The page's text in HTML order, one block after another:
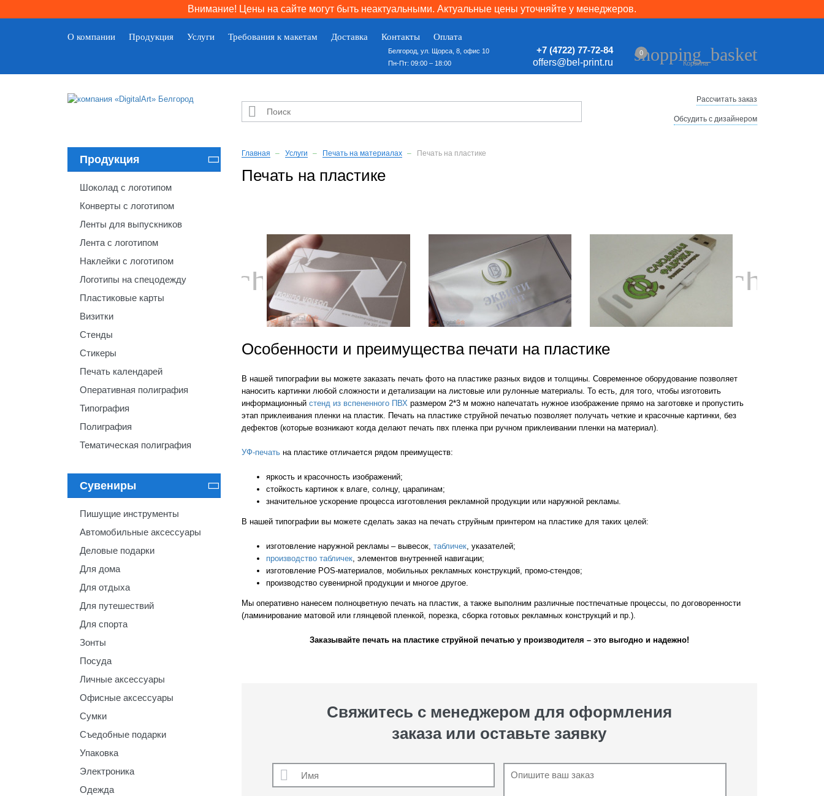
Внимание! Цены на сайте могут быть неактуальными. Актуальные цены уточняйте у менеджеров.
О компании Продукция Услуги Требования к макетам Доставка Контакты Оплата
Белгород, ул. Щорса, 8, офис 10
Пн-Пт: 09:00 – 18:00
+7 (4722) 77-72-84
offers@bel-print.ru
shopping_basket
Корзина
0

Рассчитать заказ
Обсудить с дизайнером
Продукция 
Шоколад с логотипом
Конверты с логотипом
Ленты для выпускников
Лента с логотипом
Наклейки с логотипом
Логотипы на спецодежду
Пластиковые карты
Визитки
Стенды
Стикеры
Печать календарей
Оперативная полиграфия
Типография
Полиграфия
Тематическая полиграфия
Сувениры 
Пишущие инструменты
Автомобильные аксессуары
Деловые подарки
Для дома
Для отдыха
Для путешествий
Для спорта
Зонты
Посуда
Личные аксессуары
Офисные аксессуары
Сумки
Съедобные подарки
Упаковка
Электроника
Одежда
Главная Услуги Печать на материалах Печать на пластике
Печать на пластике
chevron_left
Особенности и преимущества печати на пластике
В нашей типографии вы можете заказать печать фото на пластике разных видов и толщины. Современное оборудование позволяет
наносить картинки любой сложности и детализации на листовые или рулонные материалы. То есть, для того, чтобы изготовить
информационныйстенд из вспененного ПВХразмером 2*3 м можно напечатать нужное изображение прямо на заготовке и пропустить
этап приклеивания пленки на пластик. Печать на пластике струйной печатью позволяет получать четкие и красочные картинки, без
дефектов (которые возникают когда делают печать пвх пленка при ручном приклеивании пленки на материал).
УФ-печать на пластике отличается рядом преимуществ:
яркость и красочность изображений;
стойкость картинок к влаге, солнцу, царапинам;
значительное ускорение процесса изготовления рекламной продукции или наружной рекламы.
В нашей типографии вы можете сделать заказ на печать струйным принтером на пластике для таких целей:
изготовление наружной рекламы – вывесок,табличек, указателей;
производство табличек, элементов внутренней навигации;
изготовление POS-материалов, мобильных рекламных конструкций, промо-стендов;
производство сувенирной продукции и многое другое.
Мы оперативно нанесем полноцветную печать на пластик, а также выполним различные постпечатные процессы, по договоренности
(ламинирование матовой или глянцевой пленкой, порезка, сборка готовых рекламных конструкций и пр.).
Заказывайте печать на пластике струйной печатью у производителя – это выгодно и надежно!
Свяжитесь с менеджером для оформления
заказа или оставьте заявку